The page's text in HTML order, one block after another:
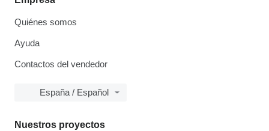
Quiénes somos
Ayuda
Contactos del vendedor
España / Español
Nuestros proyectos